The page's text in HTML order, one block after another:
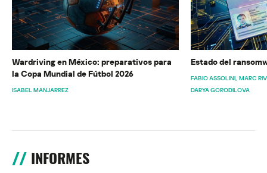
Wardriving en México: preparativos para
la Copa Mundial de Fútbol 2026
ISABEL MANJARREZ
Estado del
FABIO ASSOLINI MARC
DARYA GORODILOVA
INFORMES